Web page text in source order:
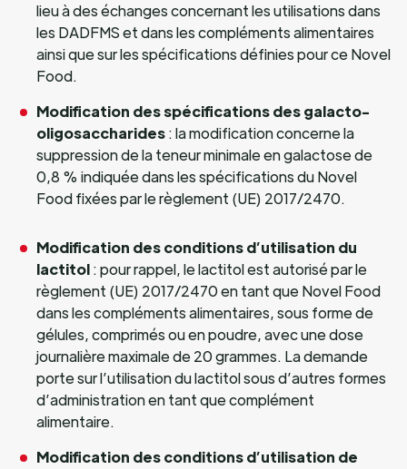
lieu à des échanges concernant les utilisations dans
les DADFMS et dans les compléments alimentaires
ainsi que sur les spécifications définies pour ce Novel
Food.
Modification des spécifications des galacto-
oligosaccharides: la modification concerne la
suppression de la teneur minimale en galactose de
0,8 % indiquée dans les spécifications du Novel
Food fixées par le règlement (UE) 2017/2470.
Modification des conditions d’utilisation du
lactitol: pour rappel, le lactitol est autorisé par le
règlement (UE) 2017/2470 en tant que Novel Food
dans les compléments alimentaires, sous forme de
gélules, comprimés ou en poudre, avec une dose
journalière maximale de 20 grammes. La demande
porte sur l’utilisation du lactitol sous d’autres formes
d’administration en tant que complément
alimentaire.
Modification des conditions d’utilisation de